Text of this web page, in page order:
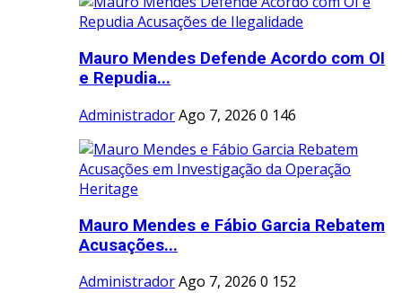
Mauro Mendes Defende Acordo com OI
e Repudia...
AdministradorAgo 7, 2026 0 146
Mauro Mendes e Fábio Garcia Rebatem
Acusações...
AdministradorAgo 7, 2026 0 152